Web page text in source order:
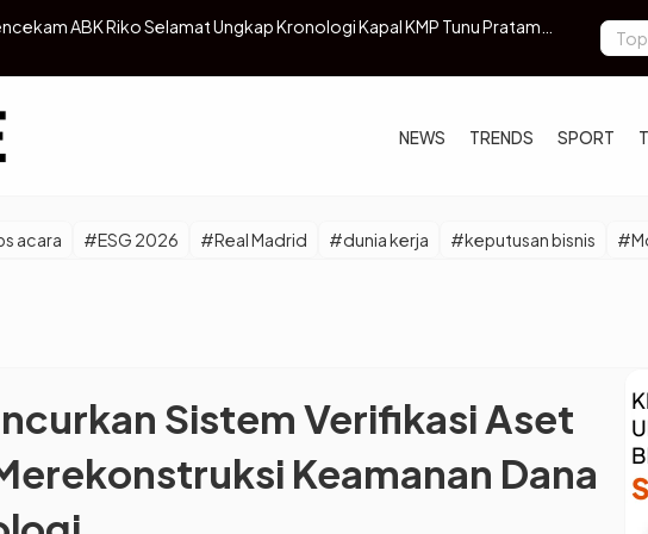
Kehamilan Anak Nino Fernandez, Publik Terkejut
Fakta
NEWS TRENDS SPORT
acara #ESG 2026 #Real Madrid #dunia kerja #keputusan bisnis
Sistem Verifikasi Aset
Keamanan Dana